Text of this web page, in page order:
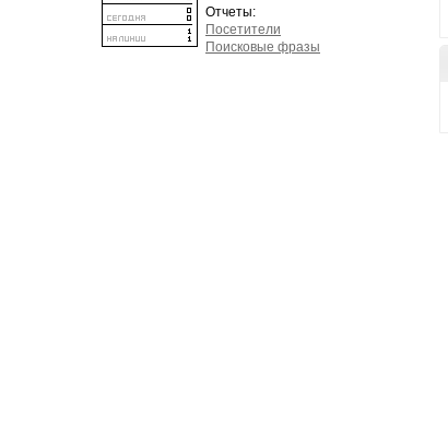
Отчеты:
Посетители
Поисковые фразы